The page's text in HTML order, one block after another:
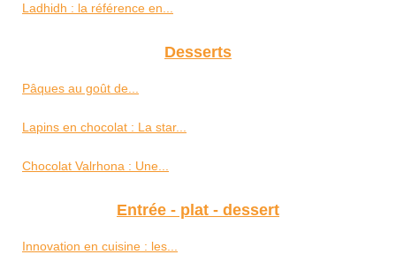
Ladhidh : la référence en...
Desserts
Pâques au goût de...
Lapins en chocolat : La star...
Chocolat Valrhona : Une...
Entrée - plat - dessert
Innovation en cuisine : les...